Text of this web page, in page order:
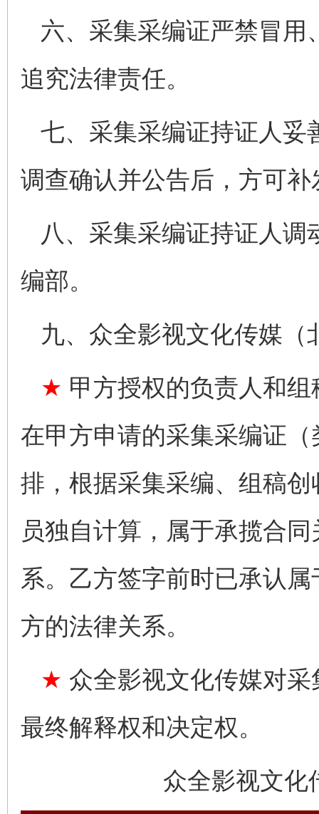
六、采集采编证严禁冒用
追究法律责任。
七、采集采编证持证人妥
调查确认并公告后，方可补
八、采集采编证持证人
编部。
九、众全影视文化传媒
★ 甲方授权的负责人和
在甲方申请的采集采编证
排，根据采集采编、组稿
员独自计算，属于承揽合
系。乙方签字前时已承认
方的法律关系。
★ 众全影视文化传媒对
最终解释权和决定权。
众全影视文化